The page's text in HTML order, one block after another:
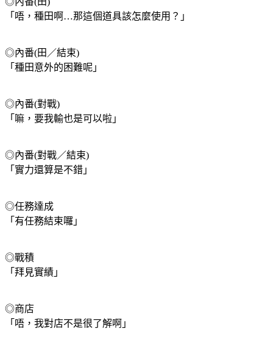
「唔，種田啊…那這個道具該怎麼使用？」
◎內番(田／結束)
「種田意外的困難呢」
◎內番(對戰)
「嘛，要我輸也是可以啦」
◎內番(對戰／結束)
「實力還算是不錯」
◎任務達成
「有任務結束囉」
◎戰積
「拜見實績」
◎商店
「唔，我對店不是很了解啊」